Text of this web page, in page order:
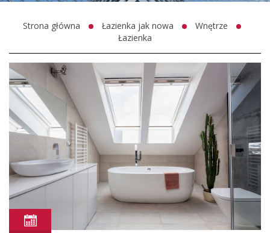
Strona główna Łazienka jak nowa
Wnętrze
Łazienka